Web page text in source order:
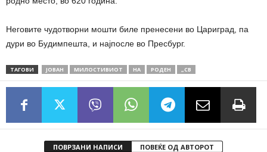
Неговите чудотворни мошти биле пренесени во Цариград, па
дури во Будимпешта, и најпосле во Пресбург.
ТАГОВИ ЈОВАН МИЛОСТИВИОТ НА РОДЕН „СВ
ПОВРЗАНИ НАПИСИ ПОВЕЌЕ ОД АВТОРОТ